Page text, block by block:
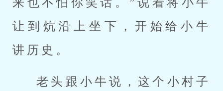
让到炕沿上坐下，开始给小牛
讲历史。
老头跟小牛说，这个小村子